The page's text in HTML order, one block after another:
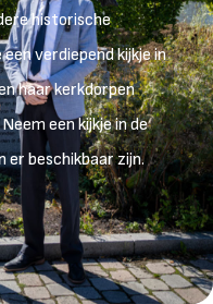
historische
verdiepend kijkje in
haar kerkdorpen
een kijkje in de
er beschikbaar zijn.